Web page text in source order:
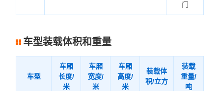
门
车型装载体积和重量
车型
车厢
长度/
米
车厢
宽度/
米
车厢
高度/
米
装载体
积/立方
装载
重量/
吨